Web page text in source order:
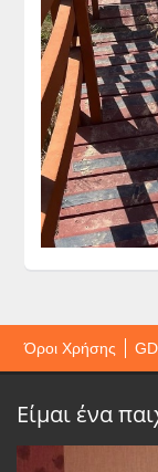
Όροι Χρήσης
Είμαι ένα